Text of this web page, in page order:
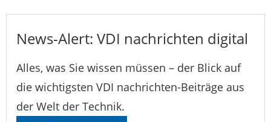
News-Alert: VDI nachrichten digital
Alles, was Sie wissen müssen – der Blick auf
die wichtigsten VDI nachrichten-Beiträge aus
der Welt der Technik.